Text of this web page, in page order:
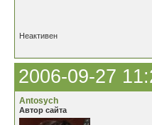
Неактивен
2006-09-27
Antosych
Автор сайта